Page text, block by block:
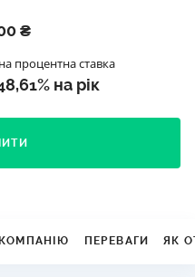
₴
процентна ставка
на рік
ПЕРЕВАГИ ЯК